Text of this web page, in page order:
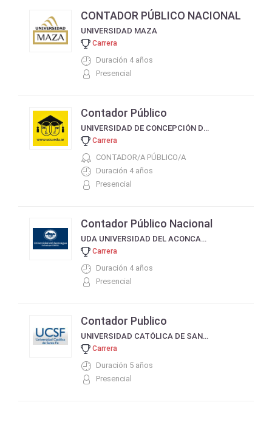
CONTADOR PÚBLICO NACIONAL
UNIVERSIDAD MAZA
Carrera
Duración 4 años
Presencial
Contador Público
UNIVERSIDAD DE CONCEPCIÓN DEL URUGUAY
Carrera
CONTADOR/A PÚBLICO/A
Duración 4 años
Presencial
Contador Público Nacional
UDA UNIVERSIDAD DEL ACONCAGUA
Carrera
Duración 4 años
Presencial
Contador Publico
UNIVERSIDAD CATÓLICA DE SANTA FE UCSF
Carrera
Duración 5 años
Presencial